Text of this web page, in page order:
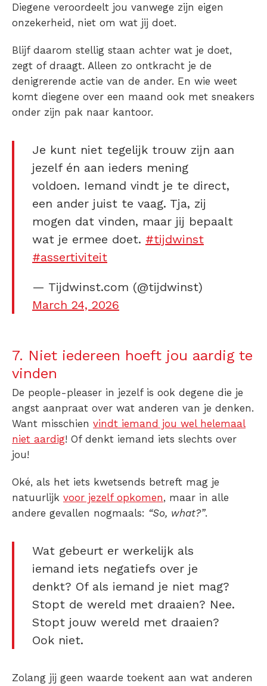
Diegene veroordeelt jou vanwege zijn eigen
onzekerheid, niet om wat jij doet.
Blijf daarom stellig staan achter wat je doet,
zegt of draagt. Alleen zo ontkracht je de
denigrerende actie van de ander. En wie weet
komt diegene over een maand ook met sneakers
onder zijn pak naar kantoor.
Je kunt niet tegelijk trouw zijn aan
jezelf én aan ieders mening
voldoen. Iemand vindt je te direct,
een ander juist te vaag. Tja, zij
mogen dat vinden, maar jij bepaalt
wat je ermee doet. #tijdwinst
#assertiviteit
— Tijdwinst.com (@tijdwinst)
March 24, 2026
7. Niet iedereen hoeft jou aardig te
vinden
De people-pleaser in jezelf is ook degene die je
angst aanpraat over wat anderen van je denken.
Want misschien vindt iemand jou wel helemaal
niet aardig! Of denkt iemand iets slechts over
jou!
Oké, als het iets kwetsends betreft mag je
natuurlijk voor jezelf opkomen, maar in alle
andere gevallen nogmaals: “So, what?”.
Wat gebeurt er werkelijk als
iemand iets negatiefs over je
denkt? Of als iemand je niet mag?
Stopt de wereld met draaien? Nee.
Stopt jouw wereld met draaien?
Ook niet.
Zolang jij geen waarde toekent aan wat anderen